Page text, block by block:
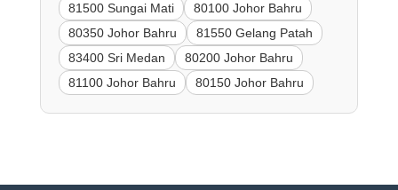
81500 Sungai Mati
80100 Johor Bahru
80350 Johor Bahru
81550 Gelang Patah
83400 Sri Medan
80200 Johor Bahru
81100 Johor Bahru
80150 Johor Bahru